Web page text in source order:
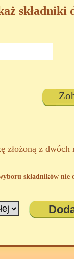
składniki
złożoną z
składników